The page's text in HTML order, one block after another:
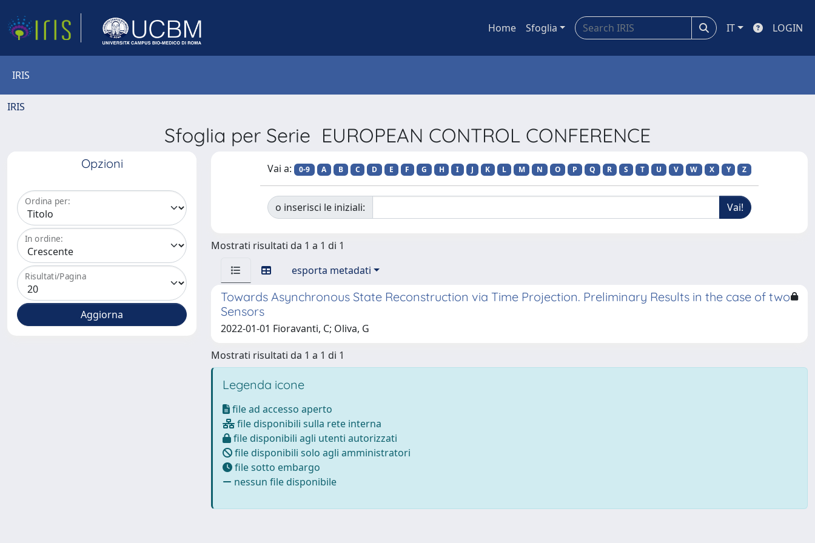
Home Sfoglia IT LOGIN
IRIS
IRIS
Sfoglia per Serie EUROPEAN CONTROL CONFERENCE
Opzioni
Ordina per:
In ordine:
Risultati/Pagina
Vai a: 0-9 A B C D E F G H I J K L M N O P Q R S T U V W X Y Z
o inserisci le iniziali:
Mostrati risultati da 1 a 1 di 1
esporta metadati
Towards Asynchronous State Reconstruction via Time Projection. Preliminary Results in the case of two
Sensors
2022-01-01 Fioravanti, C; Oliva, G
Mostrati risultati da 1 a 1 di 1
Legenda icone
file ad accesso aperto
file disponibili sulla rete interna
file disponibili agli utenti autorizzati
file disponibili solo agli amministratori
file sotto embargo
nessun file disponibile